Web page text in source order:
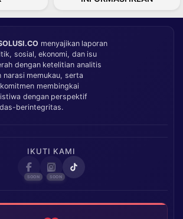
menyajikan laporan
sosial, ekonomi, dan isu
dengan ketelitian analitis
narasi memukau, serta
membingkai
dengan perspektif
berintegritas.
IKUTI KAMI